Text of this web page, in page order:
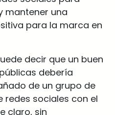
mantener una
para la marca en
decir que un buen
debería
de un grupo de
redes sociales con el
claro, sin